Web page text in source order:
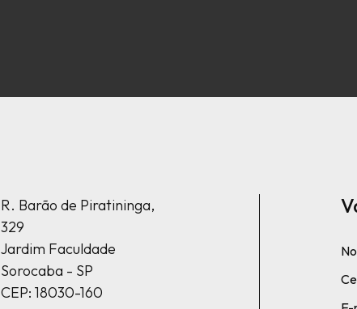
R. Barão de Piratininga,
329
Jardim Faculdade
Sorocaba - SP
CEP: 18030-160